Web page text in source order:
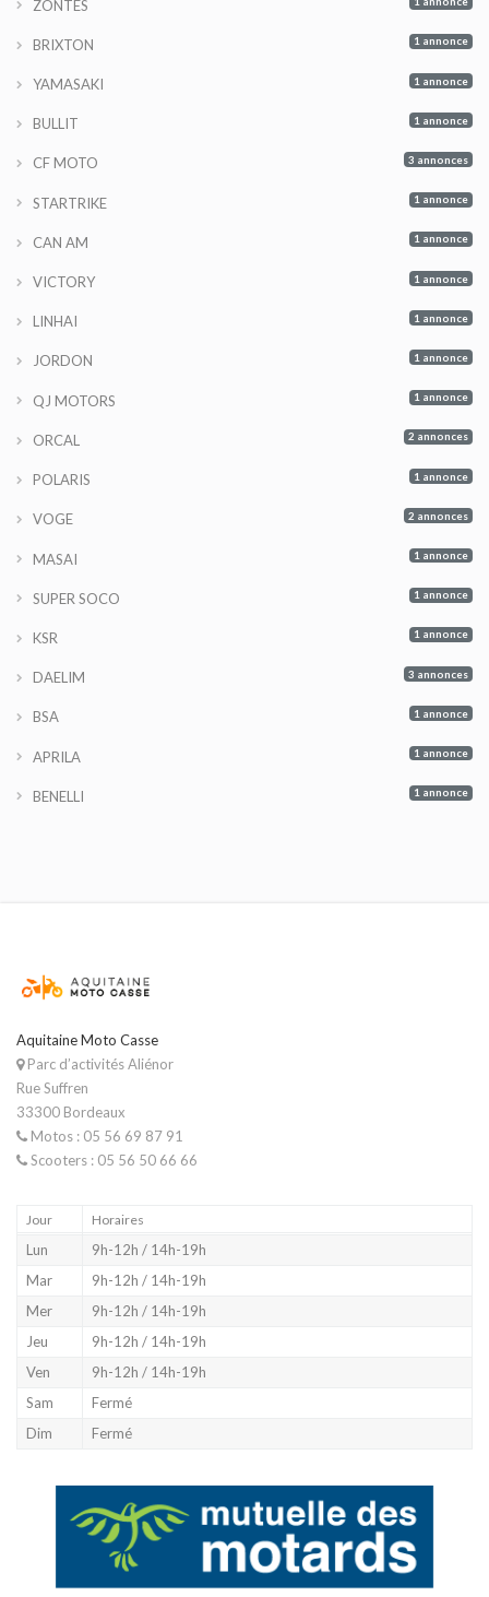
ZONTES
BRIXTON 1 annonce
YAMASAKI 1 annonce
BULLIT 1 annonce
CF MOTO 3 annonces
STARTRIKE 1 annonce
CAN AM 1 annonce
VICTORY 1 annonce
LINHAI 1 annonce
JORDON 1 annonce
QJ MOTORS 1 annonce
ORCAL 2 annonces
POLARIS 1 annonce
VOGE 2 annonces
MASAI 1 annonce
SUPER SOCO 1 annonce
KSR 1 annonce
DAELIM 3 annonces
BSA 1 annonce
APRILA 1 annonce
BENELLI 1 annonce
Aquitaine Moto Casse
Parc d’activités Aliénor
Rue Suffren
33300 Bordeaux
Motos : 05 56 69 87 91
Scooters : 05 56 50 66 66
Jour Horaires
Lun
9h-12h / 14h-19h
Mar
9h-12h / 14h-19h
Mer
9h-12h / 14h-19h
Jeu
9h-12h / 14h-19h
Ven
9h-12h / 14h-19h
Sam
Fermé
Dim
Fermé